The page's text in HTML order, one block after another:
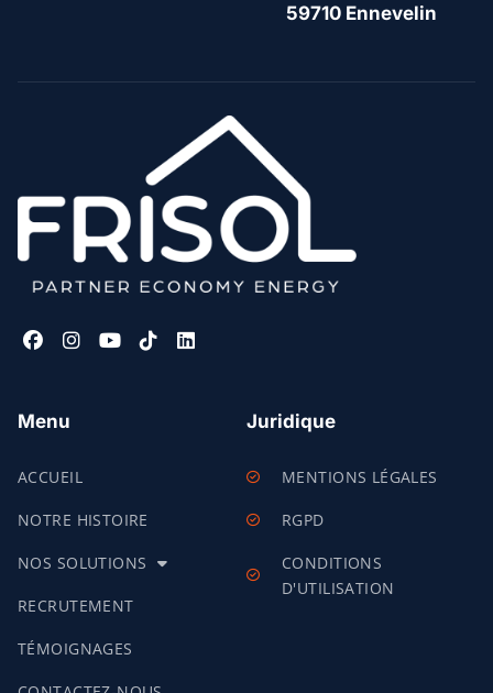
59710 Ennevelin
Menu
ACCUEIL
NOTRE HISTOIRE
NOS SOLUTIONS
RECRUTEMENT
TÉMOIGNAGES
Juridique
MENTIONS LÉGALES
RGPD
CONDITIONS
D'UTILISATION